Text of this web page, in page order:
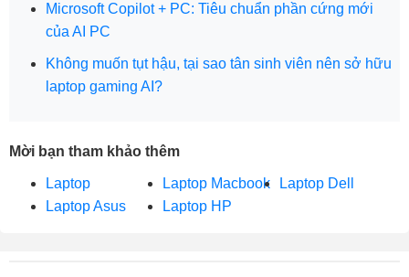
Microsoft Copilot + PC: Tiêu chuẩn phần cứng mới
của AI PC
Không muốn tụt hậu, tại sao tân sinh viên nên sở hữu
laptop gaming AI?
Mời bạn tham khảo thêm
Laptop Laptop Macbook
Laptop Dell
Laptop Asus
Laptop HP